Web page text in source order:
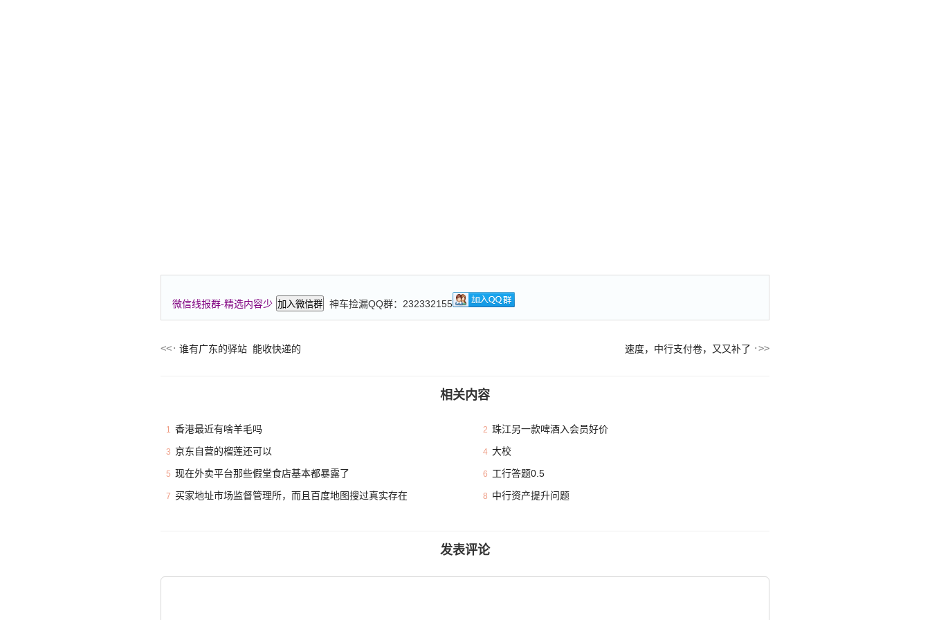
微信线报群-精选内容少 加入微信群 神车捡漏QQ群：232332155
谁有广东的驿站 能收快递的 速度，中行支付卷，又又补了
相关内容
1 香港最近有啥羊毛吗 2 珠江另一款啤酒入会员好价
3 京东自营的榴莲还可以 4 大校
5 现在外卖平台那些假堂食店基本都暴露了 6 工行答题0.5
7 买家地址市场监督管理所，而且百度地图搜过真实存在 8 中行资产提升问题
发表评论